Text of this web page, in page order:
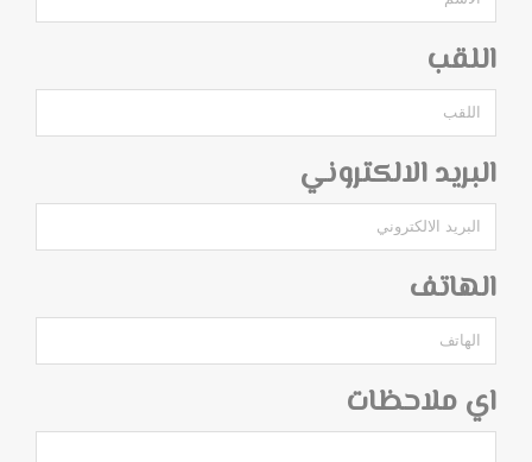
اللقب
البريد الالكتروني
الهاتف
اي ملاحظات